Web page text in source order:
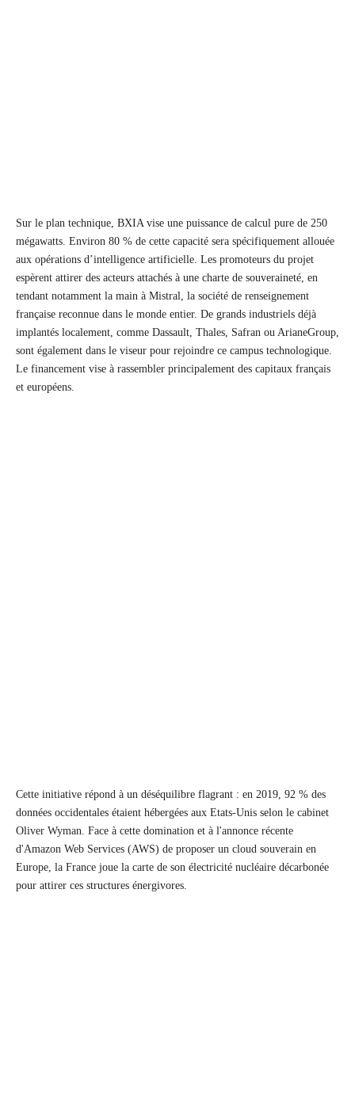
Sur le plan technique, BXIA vise une puissance de calcul pure de 250
mégawatts. Environ 80 % de cette capacité sera spécifiquement allouée
aux opérations d’intelligence artificielle. Les promoteurs du projet
espèrent attirer des acteurs attachés à une charte de souveraineté, en
tendant notamment la main à Mistral, la société de renseignement
française reconnue dans le monde entier. De grands industriels déjà
implantés localement, comme Dassault, Thales, Safran ou ArianeGroup,
sont également dans le viseur pour rejoindre ce campus technologique.
Le financement vise à rassembler principalement des capitaux français
et européens.
Cette initiative répond à un déséquilibre flagrant : en 2019, 92 % des
données occidentales étaient hébergées aux Etats-Unis selon le cabinet
Oliver Wyman. Face à cette domination et à l'annonce récente
d'Amazon Web Services (AWS) de proposer un cloud souverain en
Europe, la France joue la carte de son électricité nucléaire décarbonée
pour attirer ces structures énergivores.